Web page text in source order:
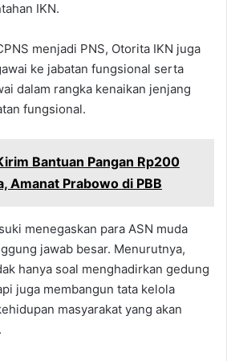
IKN.
menjadi PNS, Otorita IKN juga
ke jabatan fungsional serta
dalam rangka kenaikan jenjang
fungsional.
Bantuan Pangan Rp200
Amanat Prabowo di PBB
menegaskan para ASN muda
jawab besar. Menurutnya,
hanya soal menghadirkan gedung
juga membangun tata kelola
masyarakat yang akan